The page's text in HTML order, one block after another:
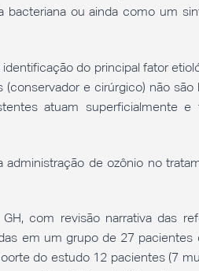
bacteriana ou ainda como um
do principal fator
e cirúrgico) não são
atuam superficialmente
administração de ozônio no
com revisão narrativa das
em um grupo de 27 pacientes
do estudo 12 pacientes (7